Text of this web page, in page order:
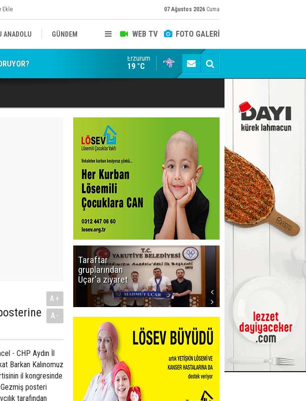
Ekle 07 Ağustos 2026 Cuma
WEB TV FOTO GALERİ
ANADOLU GÜNDEM
Bala İkra'ya el uzatma zamanı: Sen de umut ol...
Erzurum
19 °C
A+
A-
- CHP Aydın İl
Barkan Kalınomuz
il kongresinde
Gezmiş posteri
tarafından
Taraftar
gruplarından
Uçar'a ziyaret
başlıyor! İlk
düdük Bolu'da
çalacak